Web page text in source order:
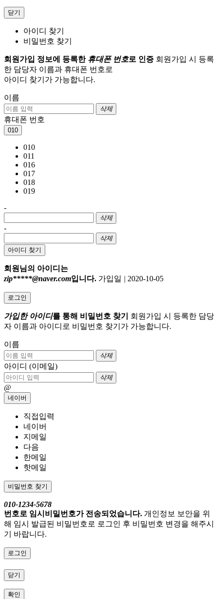
닫기
아이디 찾기
비밀번호 찾기
회원가입 정보에 등록한 휴대폰 번호로 인증 회원가입 시 등록
한 담당자 이름과 휴대폰 번호로
아이디 찾기가 가능합니다.
이름
삭제
휴대폰 번호
010
010
011
016
017
018
019
-
삭제
-
삭제
아이디 찾기
회원님의 아이디는
zip*****@naver.com입니다. 가입일 | 2020-10-05
로그인
가입한 아이디를 통해 비밀번호 찾기
회원가입 시 등록한 담당
자 이름과 아이디로 비밀번호 찾기가 가능합니다.
이름
삭제
아이디 (이메일)
삭제
@
네이버
직접입력
네이버
지메일
다음
한메일
핫메일
비밀번호 찾기
010-1234-5678
번호로 임시비밀번호가 전송되었습니다. 개인정보 보안을 위
해 임시 발급된 비밀번호로 로그인 후 비밀번호 변경을 해주시
기 바랍니다.
로그인
닫기
확인